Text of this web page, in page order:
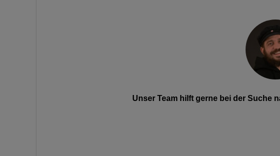
Unser Team hilft gerne bei der Suche